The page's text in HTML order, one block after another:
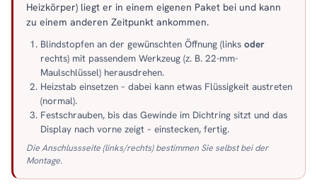
Heizkörper) liegt er in einem eigenen Paket bei und kann
zu einem anderen Zeitpunkt ankommen.
Blindstopfen an der gewünschten Öffnung (links oder
rechts) mit passendem Werkzeug (z. B. 22-mm-
Maulschlüssel) herausdrehen.
Heizstab einsetzen – dabei kann etwas Flüssigkeit austreten
(normal).
Festschrauben, bis das Gewinde im Dichtring sitzt und das
Display nach vorne zeigt – einstecken, fertig.
Die Anschlussseite (links/rechts) bestimmen Sie selbst bei der
Montage.